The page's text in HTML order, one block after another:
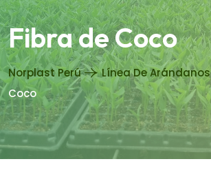
Fibra de Coco
Norplast Perú Línea De Arándanos
Coco